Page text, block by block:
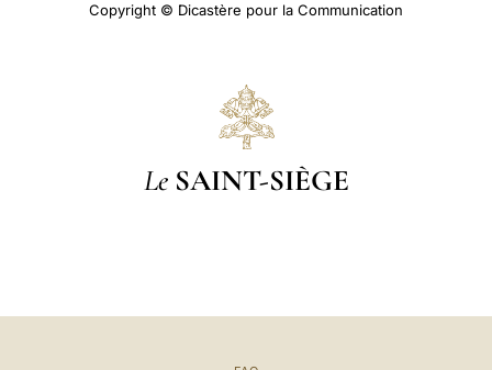
Copyright © Dicastère pour la Communication
Le SAINT-SIÈGE